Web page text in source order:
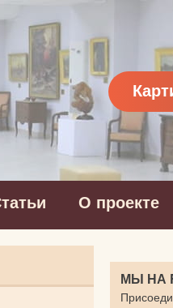
О проекте
МЫ НА